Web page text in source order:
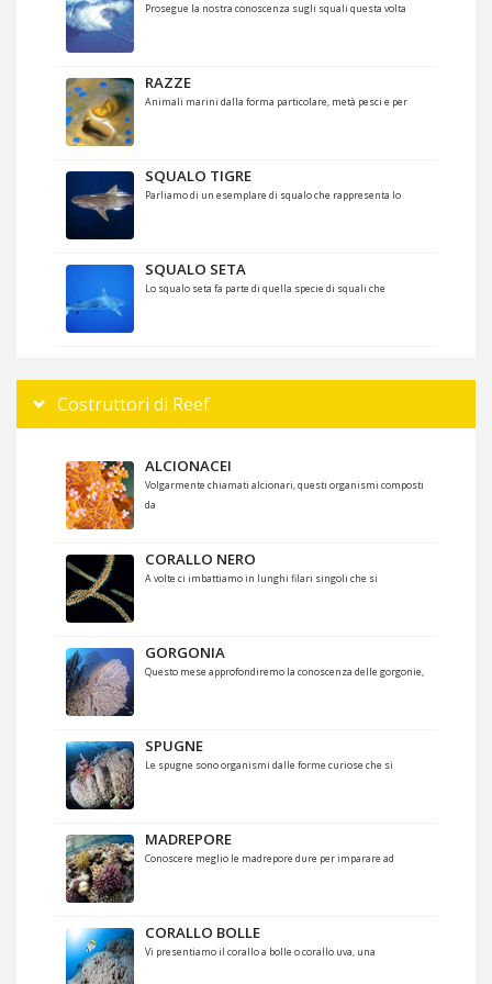
Prosegue la nostra conoscenza sugli squali questa volta
RAZZE
Animali marini dalla forma particolare, metà pesci e per
SQUALO TIGRE
Parliamo di un esemplare di squalo che rappresenta lo
SQUALO SETA
Lo squalo seta fa parte di quella specie di squali che
Costruttori di Reef
ALCIONACEI
Volgarmente chiamati alcionari, questi organismi composti
da
CORALLO NERO
A volte ci imbattiamo in lunghi filari singoli che si
GORGONIA
Questo mese approfondiremo la conoscenza delle gorgonie,
SPUGNE
Le spugne sono organismi dalle forme curiose che si
MADREPORE
Conoscere meglio le madrepore dure per imparare ad
CORALLO BOLLE
Vi presentiamo il corallo a bolle o corallo uva, una